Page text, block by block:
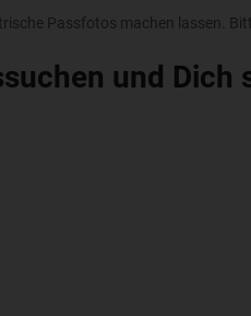
Passfotos machen lassen.
und Dich